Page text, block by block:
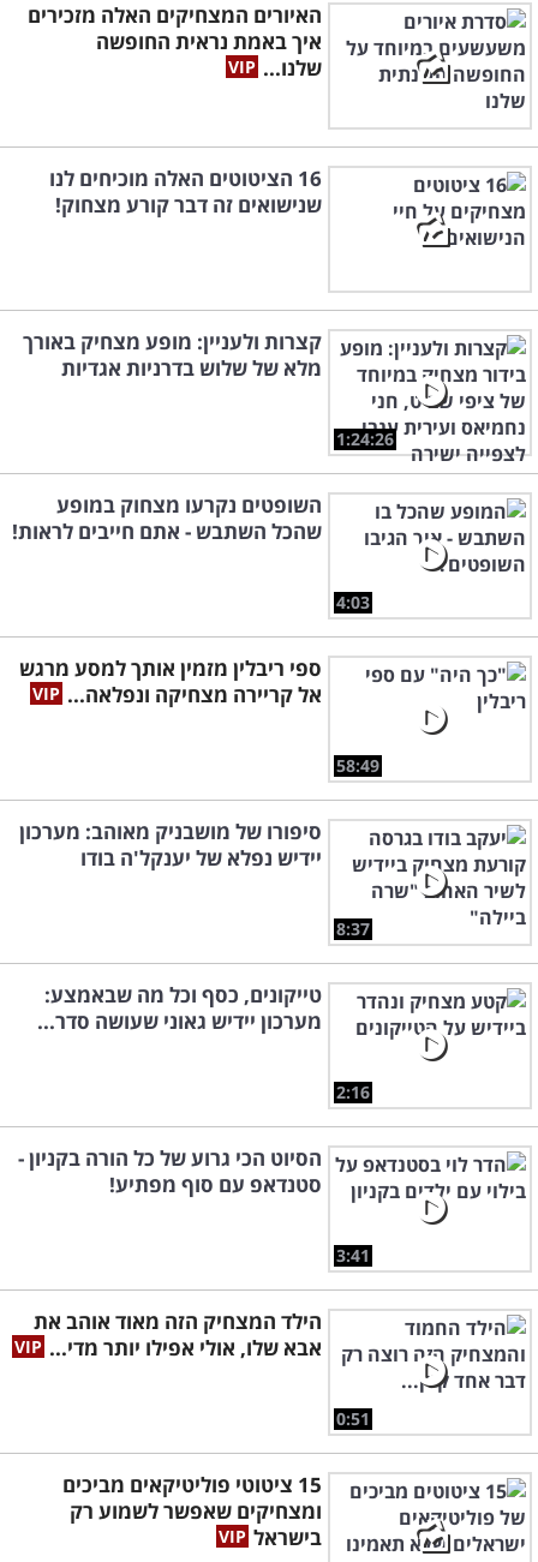
האיורים המצחיקים האלה מזכירים
איך באמת נראית החופשה
שלנו...
16 הציטוטים האלה מוכיחים לנו
שנישואים זה דבר קורע מצחוק!
1:24:26
קצרות ולעניין: מופע מצחיק באורך
מלא של שלוש בדרניות אגדיות
4:03
השופטים נקרעו מצחוק במופע
שהכל השתבש - אתם חייבים לראות!
58:49
ספי ריבלין מזמין אותך למסע מרגש
אל קריירה מצחיקה ונפלאה...
8:37
סיפורו של מושבניק מאוהב: מערכון
יידיש נפלא של יענקל'ה בודו
2:16
טייקונים, כסף וכל מה שבאמצע:
מערכון יידיש גאוני שעושה סדר...
3:41
הסיוט הכי גרוע של כל הורה בקניון -
סטנדאפ עם סוף מפתיע!
0:51
הילד המצחיק הזה מאוד אוהב את
אבא שלו, אולי אפילו יותר מדי...
15 ציטוטי פוליטיקאים מביכים
ומצחיקים שאפשר לשמוע רק
בישראל